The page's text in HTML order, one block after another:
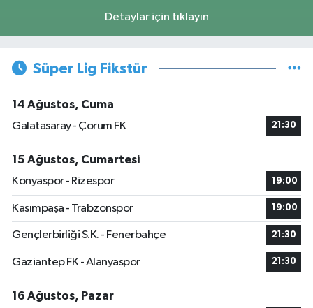
Detaylar için tıklayın
Süper Lig Fikstür
14 Ağustos, Cuma
Galatasaray - Çorum FK
21:30
15 Ağustos, Cumartesi
Konyaspor - Rizespor
19:00
Kasımpaşa - Trabzonspor 19:00
Gençlerbirliği S.K. - Fenerbahçe 21:30
Gaziantep FK - Alanyaspor 21:30
16 Ağustos, Pazar